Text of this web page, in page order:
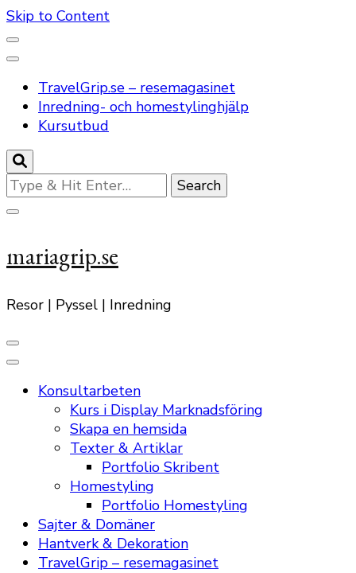
Skip to Content
TravelGrip.se – resemagasinet
Inredning- och homestylinghjälp
Kursutbud
Looking
for
Something?
mariagrip.se
Resor | Pyssel | Inredning
Konsultarbeten
Kurs i Display Marknadsföring
Skapa en hemsida
Texter & Artiklar
Portfolio Skribent
Homestyling
Portfolio Homestyling
Sajter & Domäner
Hantverk & Dekoration
TravelGrip – resemagasinet